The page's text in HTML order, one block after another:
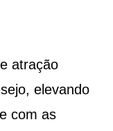
atração
elevando
com as